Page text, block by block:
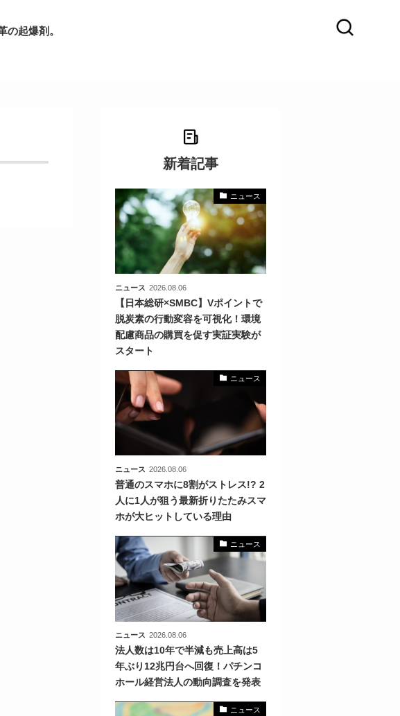
の起爆剤。
チャネル協会 新着記事
ニュース
ニュース 2026.08.06
【日本総研×SMBC】Vポイントで
脱炭素の行動変容を可視化！環境
配慮商品の購買を促す実証実験が
スタート
ニュース
ニュース 2026.08.06
普通のスマホに8割がストレス!? 2
人に1人が狙う最新折りたたみスマ
ホが大ヒットしている理由
ニュース
ニュース 2026.08.06
法人数は10年で半減も売上高は5
年ぶり12兆円台へ回復！パチンコ
ホール経営法人の動向調査を発表
ニュース